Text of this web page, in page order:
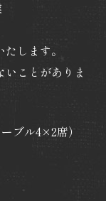
します。
いことがありま
ブル4×2席）